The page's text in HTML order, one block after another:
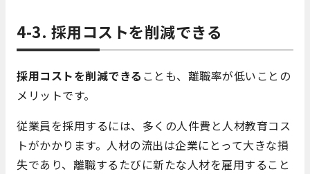
4-3. 採用コストを削減できる
採用コストを削減できる ことも、離職率が低いことの
メリットです。
従業員を採用するには、多くの人件費と人材教育コス
トがかかります。人材の流出は企業にとって大きな損
失であり、離職するたびに新たな人材を雇用すること